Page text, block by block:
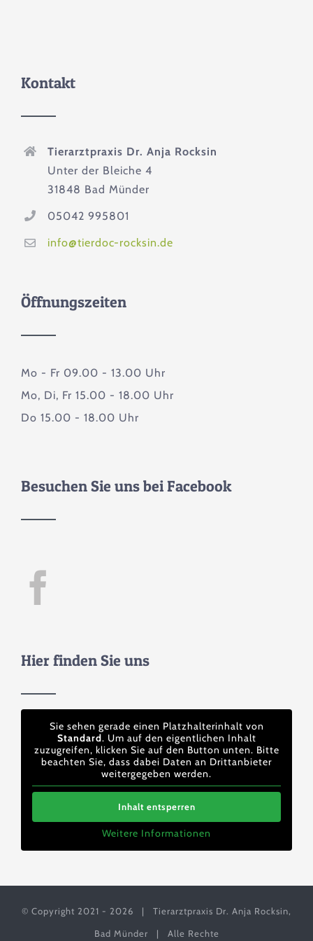
Kontakt
Tierarztpraxis Dr. Anja Rocksin
Unter der Bleiche 4
31848 Bad Münder
05042 995801
info@tierdoc-rocksin.de
Öffnungszeiten
Mo - Fr 09.00 - 13.00 Uhr
Mo, Di, Fr 15.00 - 18.00 Uhr
Do 15.00 - 18.00 Uhr
Besuchen Sie uns bei Facebook
Hier finden Sie uns
Sie sehen gerade einen Platzhalterinhalt von
Standard. Um auf den eigentlichen Inhalt
zuzugreifen, klicken Sie auf den Button unten. Bitte
beachten Sie, dass dabei Daten an Drittanbieter
weitergegeben werden.
Inhalt entsperren
Weitere Informationen
© Copyright 2021 - 2026 | Tierarztpraxis Dr. Anja Rocksin,
Bad Münder | Alle Rechte